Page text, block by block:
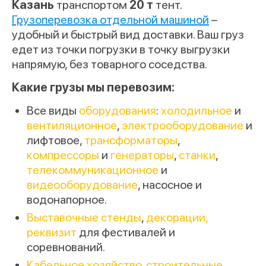
Казань транспортом 20 т тент.
Грузоперевозка отдельной машиной –
удобный и быстрый вид доставки. Ваш груз
едет из точки погрузки в точку выгрузки
напрямую, без товарного соседства.
Какие грузы мы перевозим:
Все виды оборудования: холодильное и
вентиляционное, электрооборудование и
лифтовое, трансформаторы,
компрессоры и генераторы, станки,
телекоммуникационное и
видеооборудование, насосное и
водонапорное.
Выставочные стенды, декорации,
реквизит для фестивалей и
соревнований.